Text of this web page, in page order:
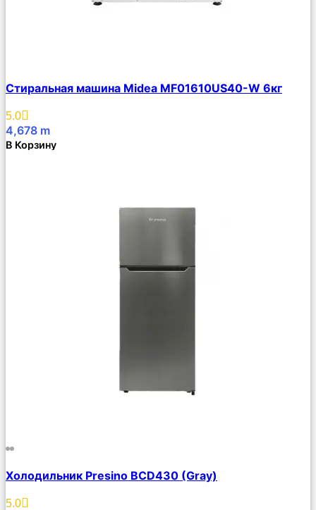
Описание
Избранное
Стиральная машина Midea MF01610US40-W 6кг
5.0
4,678 m
В Корзину
Описание
Избранное
Холодильник Presino BCD430 (Gray)
5.0